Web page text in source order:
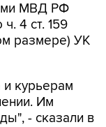
МВД РФ
4 ст. 159
размере) УК
курьерам
Им
- сказали в